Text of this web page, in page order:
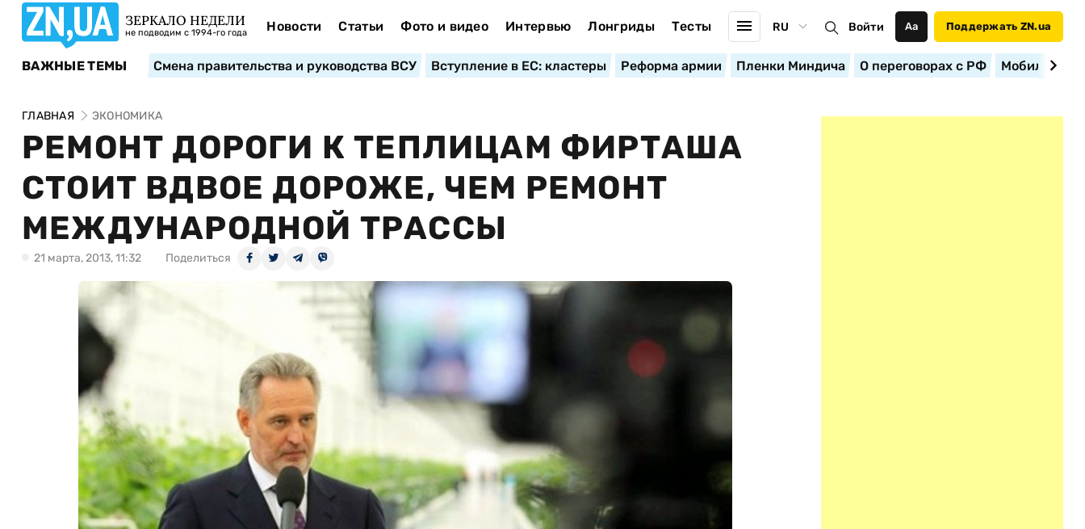
ЗЕРКАЛО НЕДЕЛИ
не подводим с 1994-го года Новости Статьи Фото и видео Интервью Лонгриды Тесты RU Войти Аа Поддержать ZN.ua
ВАЖНЫЕ ТЕМЫ Смена правительства и руководства ВСУ Вступление в ЕС: кластеры Реформа армии Пленки Миндича О переговорах с РФ
ГЛАВНАЯ ЭКОНОМИКА
РЕМОНТ ДОРОГИ К ТЕПЛИЦАМ ФИРТАША
СТОИТ ВДВОЕ ДОРОЖЕ, ЧЕМ РЕМОНТ
МЕЖДУНАРОДНОЙ ТРАССЫ
21 марта, 2013, 11:32 Поделиться